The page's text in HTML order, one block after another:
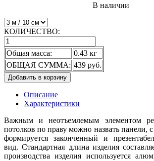
В наличии
КОЛИЧЕСТВО:
Общая масса:
0.43 кг
ОБЩАЯ СУММА: 439 руб.
Добавить в корзину
Описание
Характеристики
Важным и неотъемлемым элементом
потолков по праву можно назвать панели,
формируется законченный и
вид. Стандартная длина изделия
производства изделия используется